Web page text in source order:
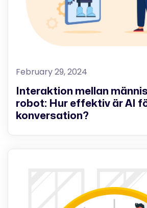
February 29, 2024
Interaktion mellan
robot: Hur effektiv är AI
konversation?